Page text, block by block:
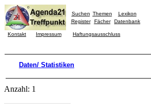
Suchen Themen
Lexikon
Register
Fächer Datenbank
Kontakt Impressum Haftungsausschluss
Daten/ Statistiken
Anzahl: 1